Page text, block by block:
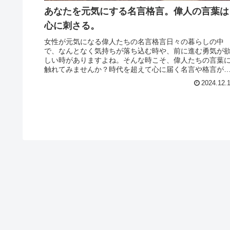
あなたを元気にする名言格言。偉人の言葉は
心に刺さる。
女性が元気になる偉人たちの名言格言日々の暮らしの中
で、なんとなく気持ちが落ち込む時や、前に進む勇気が欲
しい時がありますよね。そんな時こそ、偉人たちの言葉に
触れてみませんか？時代を超えて心に届く名言や格言が、